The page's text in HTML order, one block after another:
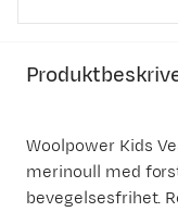
Woolpower Kids
merinoull med
bevegelsesfrihet.